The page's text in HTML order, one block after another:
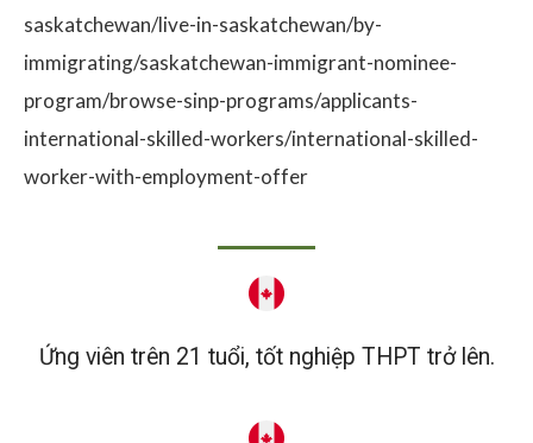
saskatchewan/live-in-saskatchewan/by-
immigrating/saskatchewan-immigrant-nominee-
program/browse-sinp-programs/applicants-
international-skilled-workers/international-skilled-
worker-with-employment-offer
Ứng viên trên 21 tuổi, tốt nghiệp THPT trở lên.